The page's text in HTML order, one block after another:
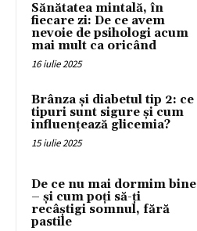
Sănătatea mintală, în
fiecare zi: De ce avem
nevoie de psihologi acum
mai mult ca oricând
16 iulie 2025
Brânza și diabetul tip 2: ce
tipuri sunt sigure și cum
influențează glicemia?
15 iulie 2025
De ce nu mai dormim bine
– și cum poți să-ți
recâștigi somnul, fără
pastile